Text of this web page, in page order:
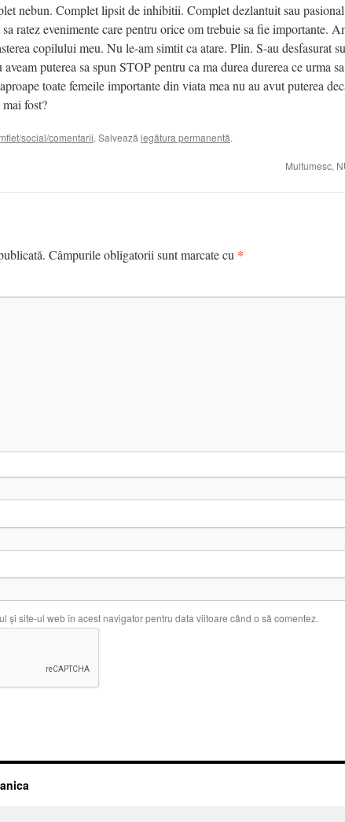
nebun. Complet lipsit de inhibitii. Complet dezlantuit sau
evenimente care pentru orice om trebuie sa fie importante.
copilului meu. Nu le-am simtit ca atare. Plin. S-au desfasurat
puterea sa spun STOP pentru ca ma durea durerea ce urma
toate femeile importante din viata mea nu au avut puterea
fost?
social/comentarii. Salvează legătura permanentă.
Multumesc,
Câmpurile obligatorii sunt marcate cu *
și site-ul web în acest navigator pentru data viitoare când o să comentez.